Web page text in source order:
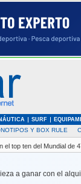
SURF
Y BOX RULE
el top ten del Mundial de
a ganar con el